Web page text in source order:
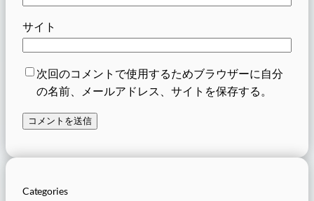
サイト
次回のコメントで使用するためブラウザーに自分
の名前、メールアドレス、サイトを保存する。
Categories